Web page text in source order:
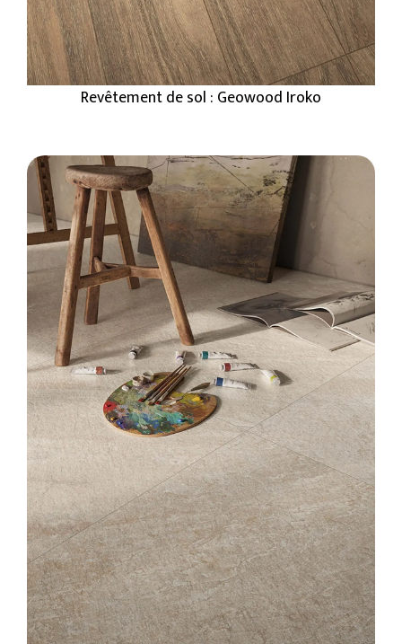
Revêtement de sol : Geowood Iroko